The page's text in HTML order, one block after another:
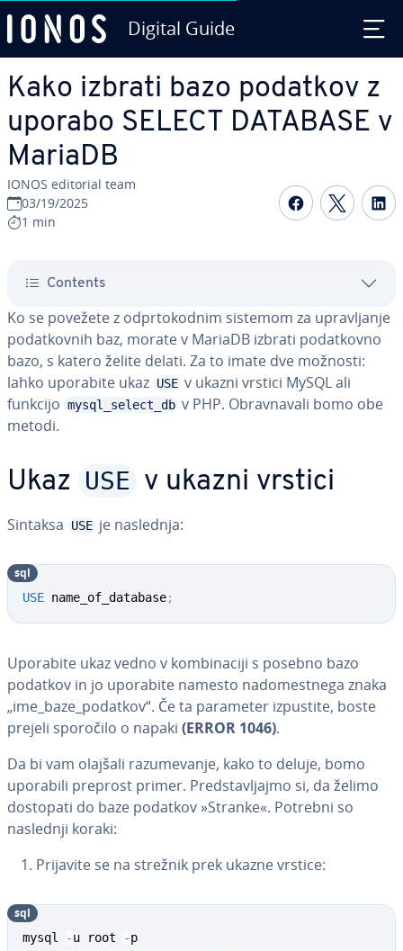
Digital Guide
Kako izbrati bazo podatkov z
uporabo SELECT DATABASE v
MariaDB
IONOS editorial team
03/19/2025
1 min
Share on
Contents
Ko se povežete z od­pr­to­ko­dnim sistemom za upra­vlja­nje
po­dat­kov­nih baz, morate v MariaDB izbrati po­dat­kov­no
bazo, s katero želite delati. Za to imate dve možnosti:
lahko uporabite ukaz USE v ukazni vrstici MySQL ali
funkcijo mysql_select_db v PHP. Obrav­na­va­li bomo obe
metodi.
Ukaz USE v ukazni vrstici
Sintaksa USE je naslednja:
USE name_of_database;
sql
Uporabite ukaz vedno v kom­bi­na­ci­ji s posebno bazo
podatkov in jo uporabite namesto na­do­me­stne­ga znaka
„ime_baze_podatkov“. Če ta parameter izpustite, boste
prejeli sporočilo o napaki (ERROR 1046).
Da bi vam olajšali ra­zu­me­va­nje, kako to deluje, bomo
uporabili preprost primer. Pred­sta­vljaj­mo si, da želimo
dostopati do baze podatkov »Stranke«. Potrebni so
naslednji koraki:
Prijavite se na strežnik prek ukazne vrstice:
mysql -u root -p
sql